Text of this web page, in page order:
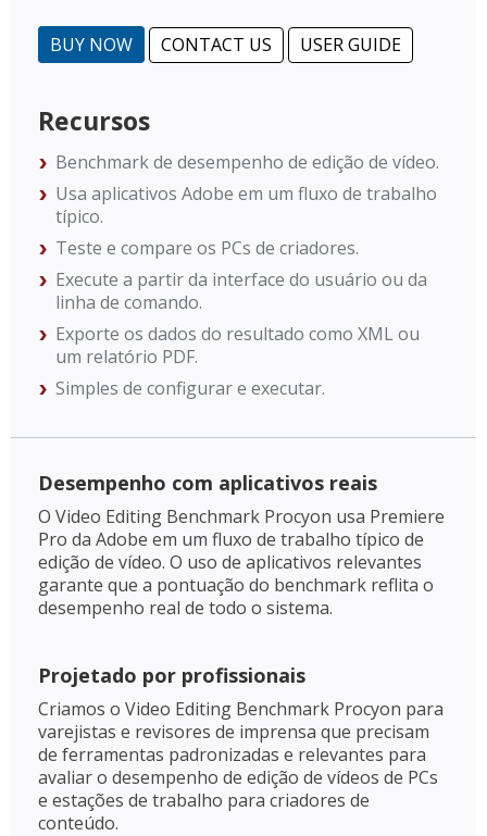
BUY NOW CONTACT US USER GUIDE
Recursos
Benchmark de desempenho de edição de vídeo.
Usa aplicativos Adobe em um fluxo de trabalho
típico.
Teste e compare os PCs de criadores.
Execute a partir da interface do usuário ou da
linha de comando.
Exporte os dados do resultado como XML ou
um relatório PDF.
Simples de configurar e executar.
Desempenho com aplicativos reais
O Video Editing Benchmark Procyon usa Premiere
Pro da Adobe em um fluxo de trabalho típico de
edição de vídeo. O uso de aplicativos relevantes
garante que a pontuação do benchmark reflita o
desempenho real de todo o sistema.
Projetado por profissionais
Criamos o Video Editing Benchmark Procyon para
varejistas e revisores de imprensa que precisam
de ferramentas padronizadas e relevantes para
avaliar o desempenho de edição de vídeos de PCs
e estações de trabalho para criadores de
conteúdo.